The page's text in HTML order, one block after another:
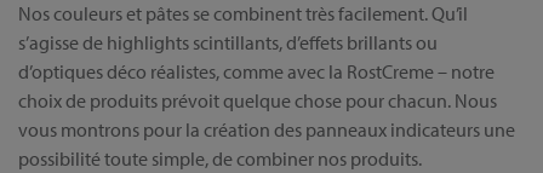
Nos couleurs et pâtes se combinent très facilement. Qu’il
s’agisse de highlights scintillants, d’effets brillants ou
d’optiques déco réalistes, comme avec la RostCreme – notre
choix de produits prévoit quelque chose pour chacun. Nous
vous montrons pour la création des panneaux indicateurs une
possibilité toute simple, de combiner nos produits.